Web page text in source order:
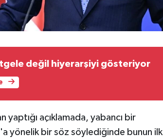
değil hiyerarşiyi gösteriyor
açıklamada, yabancı bir
yönelik bir söz söylediğinde bunun ilk